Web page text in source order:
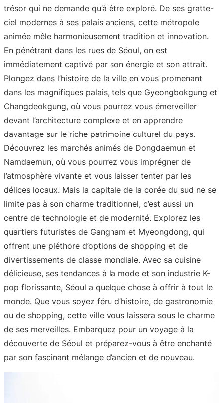
trésor qui ne demande qu’à être exploré. De ses gratte-
ciel modernes à ses palais anciens, cette métropole
animée mêle harmonieusement tradition et innovation.
En pénétrant dans les rues de Séoul, on est
immédiatement captivé par son énergie et son attrait.
Plongez dans l’histoire de la ville en vous promenant
dans les magnifiques palais, tels que Gyeongbokgung et
Changdeokgung, où vous pourrez vous émerveiller
devant l’architecture complexe et en apprendre
davantage sur le riche patrimoine culturel du pays.
Découvrez les marchés animés de Dongdaemun et
Namdaemun, où vous pourrez vous imprégner de
l’atmosphère vivante et vous laisser tenter par les
délices locaux. Mais la capitale de la corée du sud ne se
limite pas à son charme traditionnel, c’est aussi un
centre de technologie et de modernité. Explorez les
quartiers futuristes de Gangnam et Myeongdong, qui
offrent une pléthore d’options de shopping et de
divertissements de classe mondiale. Avec sa cuisine
délicieuse, ses tendances à la mode et son industrie K-
pop florissante, Séoul a quelque chose à offrir à tout le
monde. Que vous soyez féru d’histoire, de gastronomie
ou de shopping, cette ville vous laissera sous le charme
de ses merveilles. Embarquez pour un voyage à la
découverte de Séoul et préparez-vous à être enchanté
par son fascinant mélange d’ancien et de nouveau.